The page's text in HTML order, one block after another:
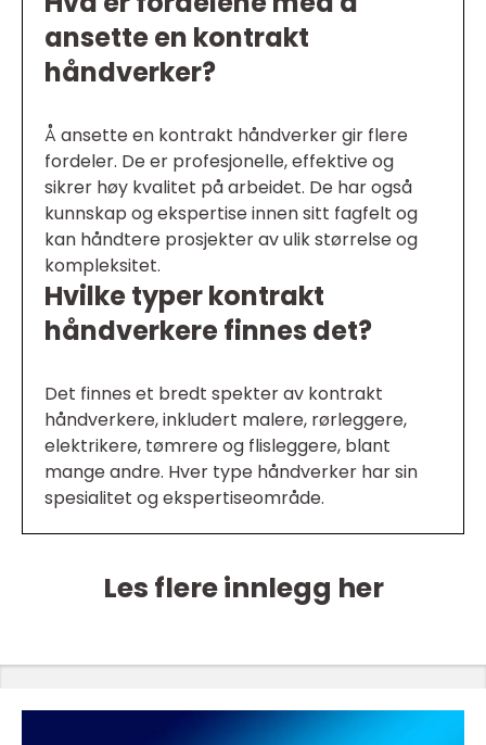
ansette en kontrakt
håndverker?
Å ansette en kontrakt håndverker gir flere
fordeler. De er profesjonelle, effektive og
sikrer høy kvalitet på arbeidet. De har også
kunnskap og ekspertise innen sitt fagfelt og
kan håndtere prosjekter av ulik størrelse og
kompleksitet.
Hvilke typer kontrakt
håndverkere finnes det?
Det finnes et bredt spekter av kontrakt
håndverkere, inkludert malere, rørleggere,
elektrikere, tømrere og flisleggere, blant
mange andre. Hver type håndverker har sin
spesialitet og ekspertiseområde.
Les flere innlegg her